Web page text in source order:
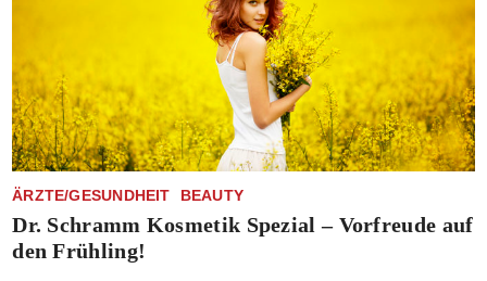
ÄRZTE/GESUNDHEIT BEAUTY
Dr. Schramm Kosmetik Spezial – Vorfreude auf
den Frühling!